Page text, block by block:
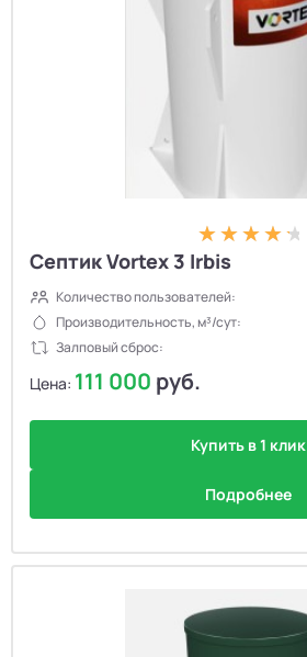
Септик Vortex 3 Irbis
Количество пользователей:
Производительность, м³/сут:
Залповый сброс:
Цена: 111 000 руб.
Купить в 1 клик
Подробнее